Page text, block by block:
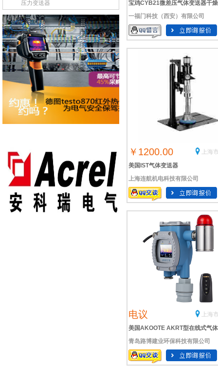
宝鸡CYB21微差压气体变送器干
体差压传感器
一福门科技（西安）有限公司
￥1200.00
上海
美国IST气体变送器
上海连航机电科技有限公司
电议
上海
美国AKOOTE AKRT型在线式气
送器
青岛路博建业环保科技有限公司
压力变送器